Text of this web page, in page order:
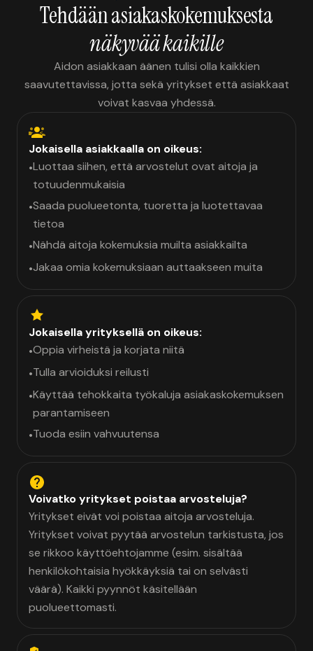
Tehdään asiakaskokemuksesta
näkyvää kaikille
Aidon asiakkaan äänen tulisi olla kaikkien
saavutettavissa, jotta sekä yritykset että asiakkaat
voivat kasvaa yhdessä.
Jokaisella asiakkaalla on oikeus:
•Luottaa siihen, että arvostelut ovat aitoja ja
totuudenmukaisia
•Saada puolueetonta, tuoretta ja luotettavaa
tietoa
•Nähdä aitoja kokemuksia muilta asiakkailta
•Jakaa omia kokemuksiaan auttaakseen muita
Jokaisella yrityksellä on oikeus:
•Oppia virheistä ja korjata niitä
•Tulla arvioiduksi reilusti
•Käyttää tehokkaita työkaluja asiakaskokemuksen
parantamiseen
•Tuoda esiin vahvuutensa
Voivatko yritykset poistaa arvosteluja?
Yritykset eivät voi poistaa aitoja arvosteluja.
Yritykset voivat pyytää arvostelun tarkistusta, jos
se rikkoo käyttöehtojamme (esim. sisältää
henkilökohtaisia hyökkäyksiä tai on selvästi
väärä). Kaikki pyynnöt käsitellään
puolueettomasti.